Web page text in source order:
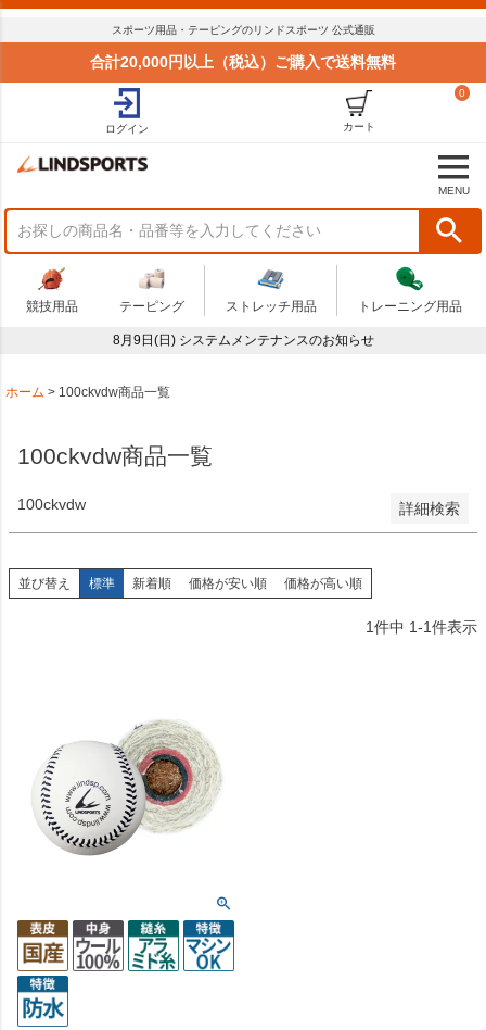
スポーツ用品・テーピングのリンドスポーツ 公式通販
合計20,000円以上（税込）ご購入で送料無料
ログイン
0
カート
MENU
競技用品 テーピング ストレッチ用品 トレーニング用品
8月9日(日) システムメンテナンスのお知らせ
ホーム 100ckvdw商品一覧
100ckvdw商品一覧
100ckvdw 詳細検索
標準
新着順
価格が安い順
価格が高い順
セール
まとめてお得
アウトレット
商品番号
並び替え 標準 新着順 価格が安い順 価格が高い順
1件中 1-1件表示